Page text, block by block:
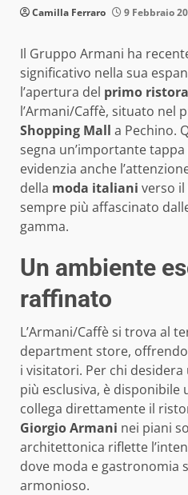
Camilla Ferraro 9 Febbraio
Il Gruppo Armani ha
significativo nella sua
l’apertura del primo
l’Armani/Caffè, situato nel
Shopping Mall a Pechino.
segna un’importante
evidenzia anche
della moda italiani verso
sempre più affascinato
gamma.
Un ambiente
raffinato
L’Armani/Caffè si trova al
department store,
i visitatori. Per chi desidera
più esclusiva, è
collega direttamente il
Giorgio Armani nei piani
architettonica riflette
dove moda e gastronomia
armonioso.